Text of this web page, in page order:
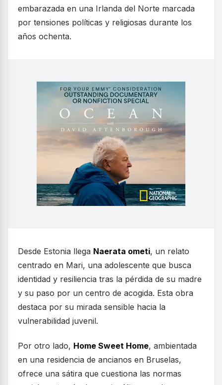
embarazada en una Irlanda del Norte marcada
por tensiones políticas y religiosas durante los
años ochenta.
Desde Estonia llega Naerata ometi, un relato
centrado en Mari, una adolescente que busca
identidad y resiliencia tras la pérdida de su madre
y su paso por un centro de acogida. Esta obra
destaca por su mirada sensible hacia la
vulnerabilidad juvenil.
Por otro lado, Home Sweet Home, ambientada
en una residencia de ancianos en Bruselas,
ofrece una sátira que cuestiona las normas